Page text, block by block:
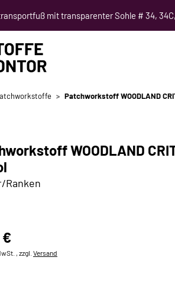
mit transparenter Sohle # 34,
NÄHKURSE
Patchworkstoff WOODLAND
WOODLAND
Ranken
€
, zzgl. Versand